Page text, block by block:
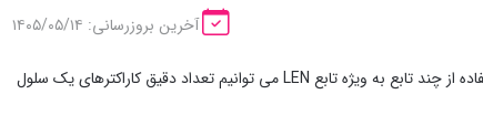
آخرین بروزرسانی: ۱۴۰۵/۰۵/۱۴
(Excel) به صورت خودکار نمایش داده نمی شوند اما با استفاده از چند تابع به ویژه تابع LEN می توانیم تعداد دقیق کاراکترهای یک سلول